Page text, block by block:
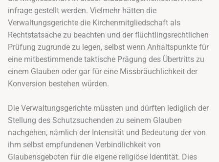
infrage gestellt werden. Vielmehr hätten die
Verwaltungsgerichte die Kirchenmitgliedschaft als
Rechtstatsache zu beachten und der flüchtlingsrechtlichen
Prüfung zugrunde zu legen, selbst wenn Anhaltspunkte für
eine mitbestimmende taktische Prägung des Übertritts zu
einem Glauben oder gar für eine Missbräuchlichkeit der
Konversion bestehen würden.
Die Verwaltungsgerichte müssten und dürften lediglich der
Stellung des Schutzsuchenden zu seinem Glauben
nachgehen, nämlich der Intensität und Bedeutung der von
ihm selbst empfundenen Verbindlichkeit von
Glaubensgeboten für die eigene religiöse Identität. Dies